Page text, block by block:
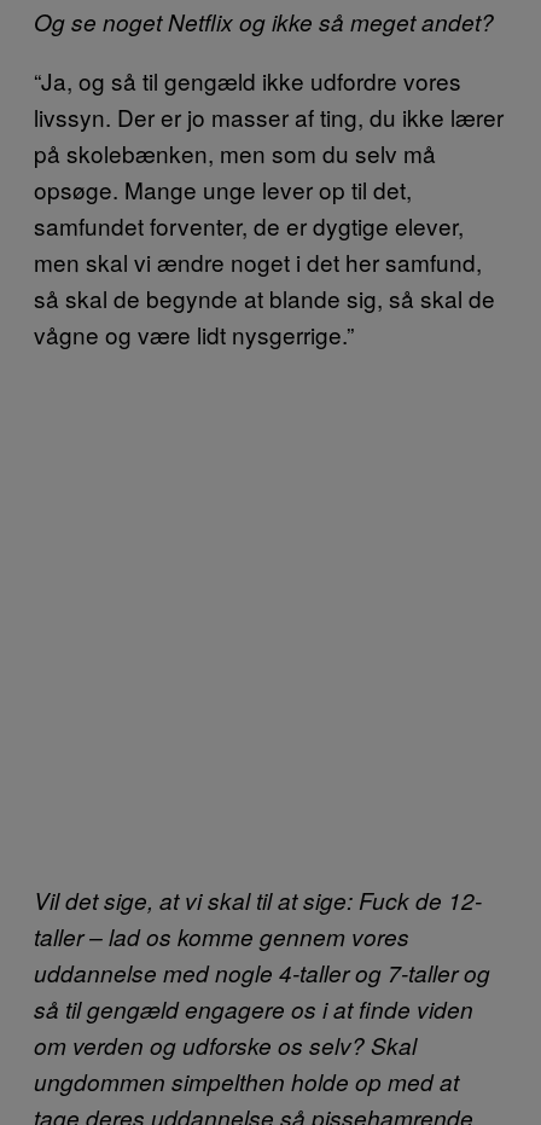
Og se noget Netflix og ikke så meget andet?
“Ja, og så til gengæld ikke udfordre vores
livssyn. Der er jo masser af ting, du ikke lærer
på skolebænken, men som du selv må
opsøge. Mange unge lever op til det,
samfundet forventer, de er dygtige elever,
men skal vi ændre noget i det her samfund,
så skal de begynde at blande sig, så skal de
vågne og være lidt nysgerrige.”
Vil det sige, at vi skal til at sige: Fuck de 12-
taller – lad os komme gennem vores
uddannelse med nogle 4-taller og 7-taller og
så til gengæld engagere os i at finde viden
om verden og udforske os selv? Skal
ungdommen simpelthen holde op med at
tage deres uddannelse så pissehamrende